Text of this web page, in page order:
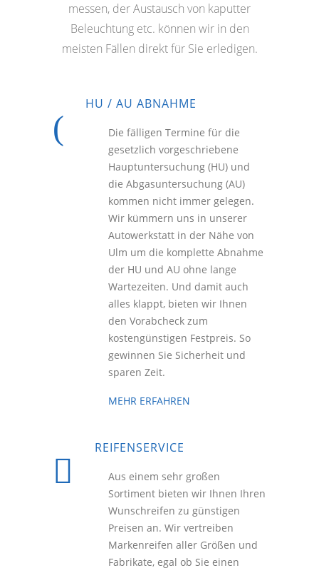
messen, der Austausch von kaputter
Beleuchtung etc. können wir in den
meisten Fällen direkt für Sie erledigen.
HU / AU ABNAHME
Die fälligen Termine für die
gesetzlich vorgeschriebene
Hauptuntersuchung (HU) und
die Abgasuntersuchung (AU)
kommen nicht immer gelegen.
Wir kümmern uns in unserer
Autowerkstatt in der Nähe von
Ulm um die komplette Abnahme
der HU und AU ohne lange
Wartezeiten. Und damit auch
alles klappt, bieten wir Ihnen
den Vorabcheck zum
kostengünstigen Festpreis. So
gewinnen Sie Sicherheit und
sparen Zeit.
MEHR ERFAHREN
REIFENSERVICE
Aus einem sehr großen
Sortiment bieten wir Ihnen Ihren
Wunschreifen zu günstigen
Preisen an. Wir vertreiben
Markenreifen aller Größen und
Fabrikate, egal ob Sie einen